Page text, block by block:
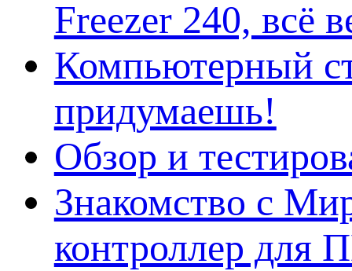
Freezer 240, всё
Компьютерный
придумаешь!
Обзор и
Знакомство с
контроллер для